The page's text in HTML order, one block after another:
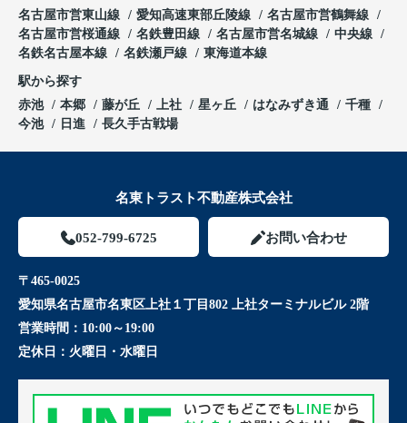
名古屋市営東山線
愛知高速東部丘陵線
名古屋市営鶴舞線
名古屋市営桜通線
名鉄豊田線 名古屋市営名城線
中央線
名鉄名古屋本線
名鉄瀬戸線 東海道本線
駅から探す
赤池
本郷 藤が丘 上社 星ヶ丘 はなみずき通
千種
今池
日進 長久手古戦場
名東トラスト不動産株式会社
052-799-6725 お問い合わせ
〒465-0025
愛知県名古屋市名東区上社１丁目802 上社ターミナルビル 2階
営業時間： 10:00～19:00
定休日： 火曜日・水曜日